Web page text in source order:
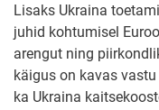
Lisaks Ukraina
juhid kohtumisel
arengut ning
käigus on kavas
ka Ukraina